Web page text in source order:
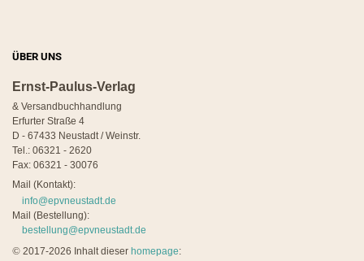
ÜBER UNS
Ernst-Paulus-Verlag
& Versandbuchhandlung
Erfurter Straße 4
D - 67433 Neustadt / Weinstr.
Tel.: 06321 - 2620
Fax: 06321 - 30076
Mail (Kontakt):
info@epvneustadt.de
Mail (Bestellung):
bestellung@epvneustadt.de
© 2017-2026 Inhalt dieser homepage: